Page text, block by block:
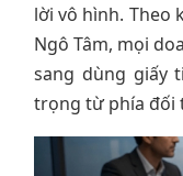
lời vô hình. Theo
Ngô Tâm, mọi
sang dùng giấy
trọng từ phía đối